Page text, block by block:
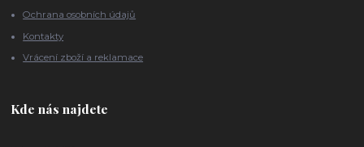
Ochrana osobních údajů
Kontakty
Vrácení zboží a reklamace
Kde nás najdete